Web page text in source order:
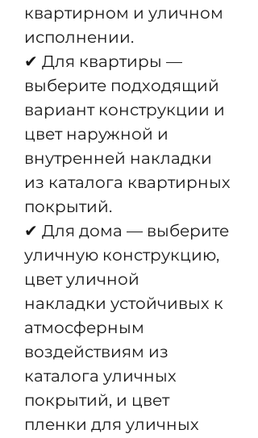
квартирном и уличном
исполнении.
✔ Для квартиры —
выберите подходящий
вариант конструкции и
цвет наружной и
внутренней накладки
из каталога квартирных
покрытий.
✔ Для дома — выберите
уличную конструкцию,
цвет уличной
накладки устойчивых к
атмосферным
воздействиям из
каталога уличных
покрытий, и цвет
пленки для уличных